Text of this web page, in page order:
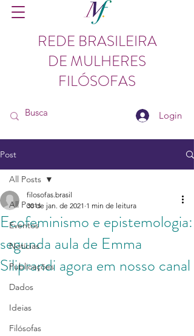
REDE BRASILEIRA
DE MULHERES
FILÓSOFAS
Login
Post
All Posts
Eventos
Notícias
Publicações
Dados
Ideias
Filósofas
All Posts
Ecofeminismo e epistemologia:
segunda aula de Emma
Siliprandi agora em nosso canal
filosofas.brasil
30 de jan. de 2021 1 min de leitura